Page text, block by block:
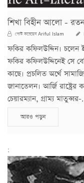
শিখা বিহীন আলো - রতন
পোস্ট করেছেনAriful Islam
ফকির কফিলউদ্দিন। চলেন
ফকির কফিলউদ্দিনেই সে
কাছে। প্রচলিত অর্থে
জানাতেলন। আর্জি রাষ্ট্রের
চেয়ারম্যান, গ্রাম্য
আরও পড়ুন
;